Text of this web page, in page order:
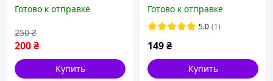
Dark Green buzyna
Готово к отправке
200₴
250 ₴
Купить
A515
Готово к отправке
5.0 (1)
149₴
Купить